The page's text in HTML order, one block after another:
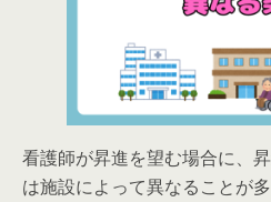
看護師が昇進を望む場合に、
は施設によって異なることが